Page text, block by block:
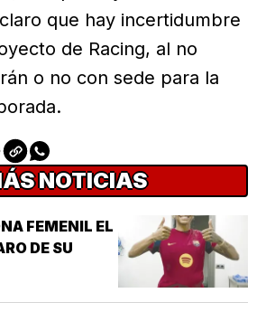
que hay incertidumbre
de Racing, al no
o no con sede para la
NOTICIAS
FEMENIL EL
DE SU